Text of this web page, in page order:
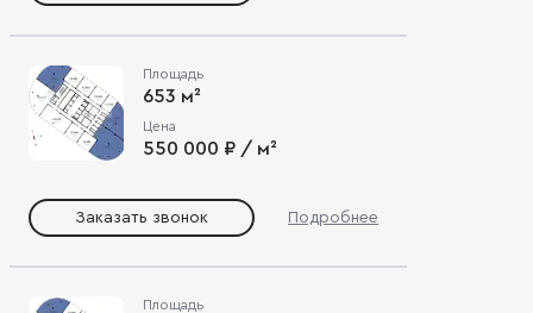
Площадь
653 м²
Цена
550 000 ₽ / м²
Заказать звонок Подробнее
Площадь